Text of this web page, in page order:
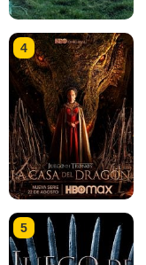
4
5